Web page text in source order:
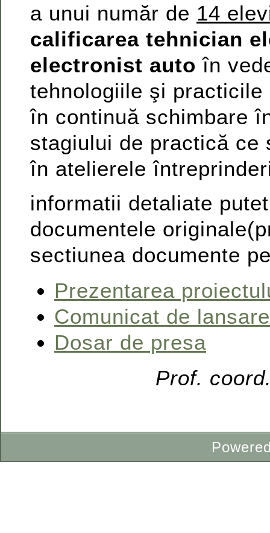
a unui număr de 14
calificarea tehnician
electronist auto în
tehnologiile şi practicile
în continuă schimbare
stagiului de practică ce
în atelierele
informatii detaliate
documentele
sectiunea documente
Prezentarea
Comunicat de lansare
Dosar de presa
Prof.